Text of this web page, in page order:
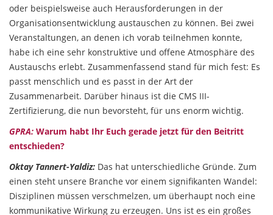
oder beispielsweise auch Herausforderungen in der
Organisationsentwicklung austauschen zu können. Bei zwei
Veranstaltungen, an denen ich vorab teilnehmen konnte,
habe ich eine sehr konstruktive und offene Atmosphäre des
Austauschs erlebt. Zusammenfassend stand für mich fest: Es
passt menschlich und es passt in der Art der
Zusammenarbeit. Darüber hinaus ist die CMS III-
Zertifizierung, die nun bevorsteht, für uns enorm wichtig.
GPRA: Warum habt Ihr Euch gerade jetzt für den Beitritt
entschieden?
Oktay Tannert-Yaldiz: Das hat unterschiedliche Gründe. Zum
einen steht unsere Branche vor einem signifikanten Wandel:
Disziplinen müssen verschmelzen, um überhaupt noch eine
kommunikative Wirkung zu erzeugen. Uns ist es ein großes